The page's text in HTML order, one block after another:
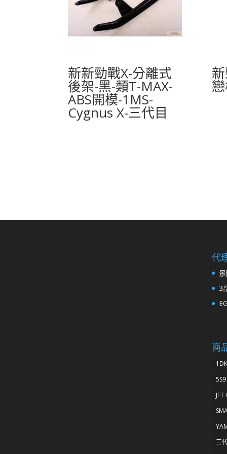
新新勁戰X-分離式
後架-黑-類T-MAX-
ABS開模-1MS-
Cygnus X-三代目
代
3
商
1DK
5S9
JET
三